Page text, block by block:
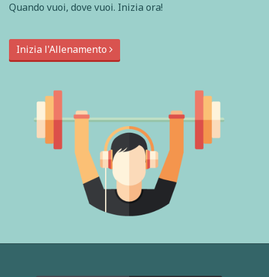
Quando vuoi, dove vuoi. Inizia ora!
Inizia l'Allenamento